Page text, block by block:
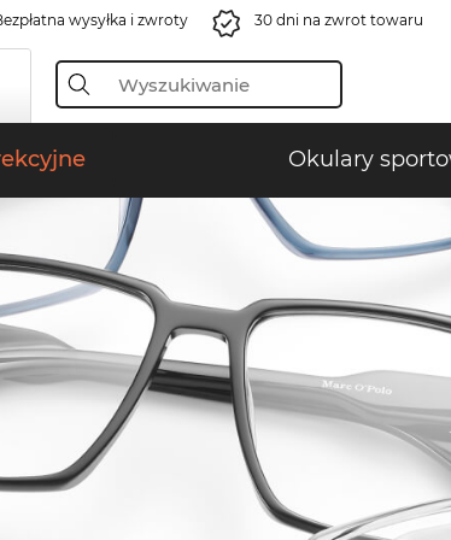
wysyłka i zwroty 30 dni na zwrot towaru
Okulary